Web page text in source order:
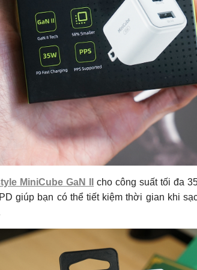
MiniCube GaN II
cho công suất tối đa
giúp bạn có thể tiết kiệm thời gian khi